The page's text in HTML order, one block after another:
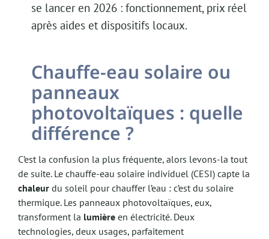
se lancer en 2026 : fonctionnement, prix réel
après aides et dispositifs locaux.
Chauffe-eau solaire ou
panneaux
photovoltaïques : quelle
différence ?
C’est la confusion la plus fréquente, alors levons-la tout
de suite. Le chauffe-eau solaire individuel (CESI) capte la
chaleur du soleil pour chauffer l’eau : c’est du solaire
thermique. Les panneaux photovoltaïques, eux,
transforment la lumière en électricité. Deux
technologies, deux usages, parfaitement